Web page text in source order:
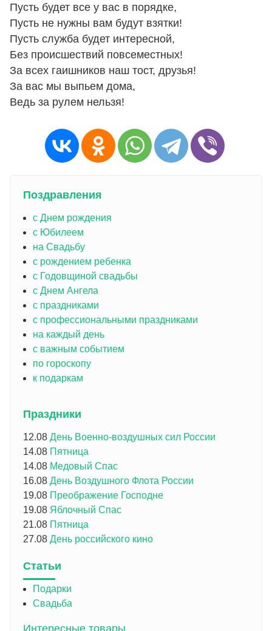
Пусть будет все у вас в порядке,
Пусть не нужны вам будут взятки!
Пусть служба будет интересной,
Без происшествий повсеместных!
За всех гаишников наш тост, друзья!
За вас мы выпьем дома,
Ведь за рулем нельзя!
Поздравления
с Днем рождения
с Юбилеем
на Свадьбу
с рождением ребенка
с Годовщиной свадьбы
с Днем Ангела
с праздниками
с профессиональными праздниками
на каждый день
с важным событием
по гороскопу
к подаркам
Праздники
12.08 День Военно-воздушных сил России
14.08 Пятница
14.08 Медовый Спас
16.08 День Воздушного Флота России
19.08 Преображение Господне
19.08 Яблочный Спас
21.08 Пятница
27.08 День российского кино
Статьи
Подарки
Свадьба
Интересные товары